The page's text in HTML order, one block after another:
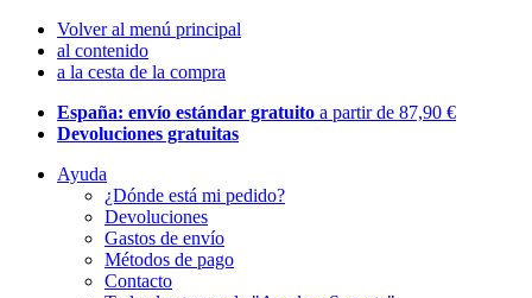
Volver al menú principal
al contenido
a la cesta de la compra
España: envío estándar gratuito a partir de 87,90 €
Devoluciones gratuitas
Ayuda
¿Dónde está mi pedido?
Devoluciones
Gastos de envío
Métodos de pago
Contacto